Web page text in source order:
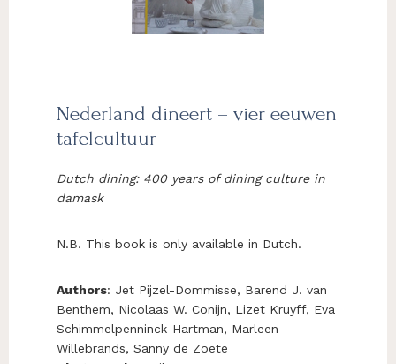
Nederland dineert – vier eeuwen
tafelcultuur
Dutch dining: 400 years of dining culture in
damask
N.B. This book is only available in Dutch.
Authors: Jet Pijzel-Dommisse, Barend J. van
Benthem, Nicolaas W. Conijn, Lizet Kruyff, Eva
Schimmelpenninck-Hartman, Marleen
Willebrands, Sanny de Zoete